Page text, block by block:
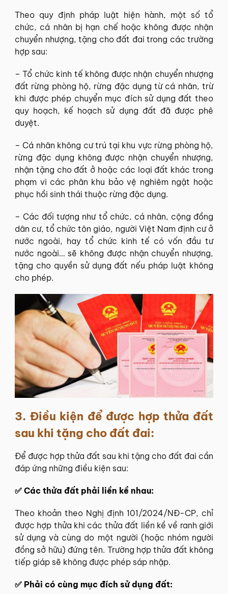
Theo quy định pháp luật hiện hành, một số tổ
chức, cá nhân bị hạn chế hoặc không được nhận
chuyển nhượng, tặng cho đất đai trong các trường
hợp sau:
– Tổ chức kinh tế không được nhận chuyển nhượng
đất rừng phòng hộ, rừng đặc dụng từ cá nhân, trừ
khi được phép chuyển mục đích sử dụng đất theo
quy hoạch, kế hoạch sử dụng đất đã được phê
duyệt.
– Cá nhân không cư trú tại khu vực rừng phòng hộ,
rừng đặc dụng không được nhận chuyển nhượng,
nhận tặng cho đất ở hoặc các loại đất khác trong
phạm vi các phân khu bảo vệ nghiêm ngặt hoặc
phục hồi sinh thái thuộc rừng đặc dụng.
– Các đối tượng như tổ chức, cá nhân, cộng đồng
dân cư, tổ chức tôn giáo, người Việt Nam định cư ở
nước ngoài, hay tổ chức kinh tế có vốn đầu tư
nước ngoài… sẽ không được nhận chuyển nhượng,
tặng cho quyền sử dụng đất nếu pháp luật không
cho phép.
3. Điều kiện để được hợp thửa đất
sau khi tặng cho đất đai:
Để được hợp thửa đất sau khi tặng cho đất đai cần
đáp ứng những điều kiện sau:
✅ Các thửa đất phải liền kề nhau:
Theo khoản theo Nghị định 101/2024/NĐ-CP, chỉ
được hợp thửa khi các thửa đất liền kề về ranh giới
sử dụng và cùng do một người (hoặc nhóm người
đồng sở hữu) đứng tên. Trường hợp thửa đất không
tiếp giáp sẽ không được phép sáp nhập.
✅ Phải có cùng mục đích sử dụng đất: